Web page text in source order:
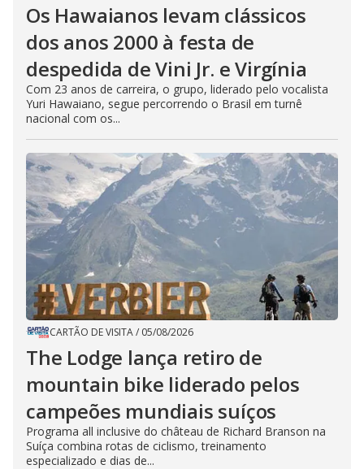
Os Hawaianos levam clássicos
dos anos 2000 à festa de
despedida de Vini Jr. e Virgínia
Com 23 anos de carreira, o grupo, liderado pelo vocalista
Yuri Hawaiano, segue percorrendo o Brasil em turnê
nacional com os...
CARTÃO DE VISITA/ 05/08/2026
The Lodge lança retiro de
mountain bike liderado pelos
campeões mundiais suíços
Programa all inclusive do château de Richard Branson na
Suíça combina rotas de ciclismo, treinamento
especializado e dias de...